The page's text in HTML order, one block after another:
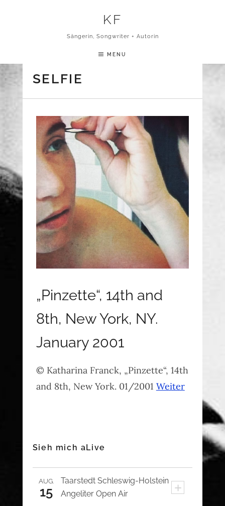
KF
Sängerin, Songwriter + Autorin
MENU
SELFIE
„Pinzette“, 14th and
8th, New York, NY.
January 2001
© Katharina Franck, „Pinzette“, 14th
and 8th, New York. 01/2001 Weiter
Sieh mich aLive
Taarstedt Schleswig-Holstein +
AUG.
15 Angeliter Open Air